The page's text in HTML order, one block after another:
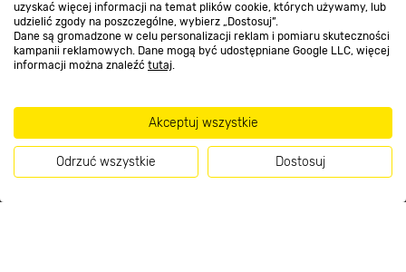
uzyskać więcej informacji na temat plików cookie, których używamy, lub
udzielić zgody na poszczególne, wybierz „Dostosuj”.
Dane są gromadzone w celu personalizacji reklam i pomiaru skuteczności
kampanii reklamowych. Dane mogą być udostępniane Google LLC, więcej
informacji można znaleźć tutaj.
Akceptuj wszystkie
Odrzuć wszystkie Dostosuj
Dołącz do nas
Metody płatności